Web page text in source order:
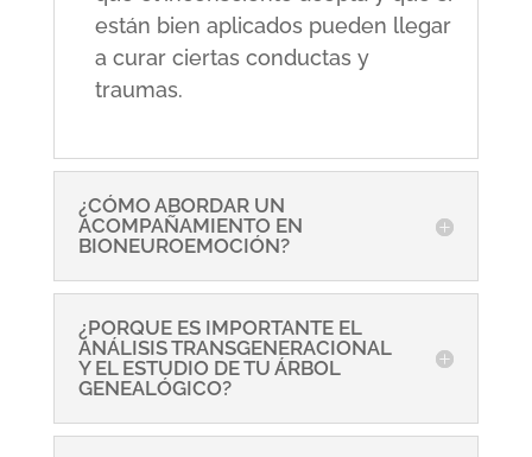
están bien aplicados pueden llegar
a curar ciertas conductas y
traumas.
¿CÓMO ABORDAR UN
ACOMPAÑAMIENTO EN
BIONEUROEMOCIÓN?
¿PORQUE ES IMPORTANTE EL
ANÁLISIS TRANSGENERACIONAL
Y EL ESTUDIO DE TU ÁRBOL
GENEALÓGICO?